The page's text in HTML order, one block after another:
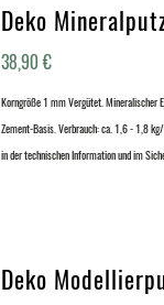
Deko
38,90€
Korngröße 1 mm Vergütet. Mineralischer
Zement-Basis. Verbrauch: ca. 1,6 - 1,8
in der technischen Information und im
Deko